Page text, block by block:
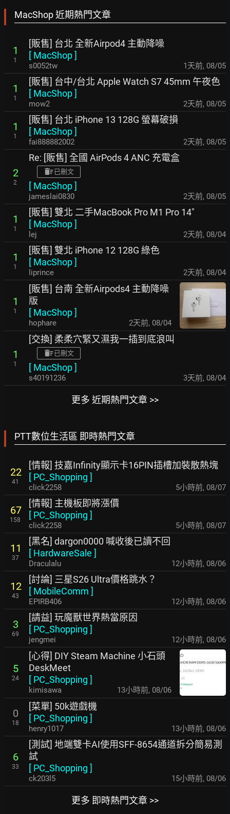
MacShop 近期熱門文章
1
1
[販售] 台北 全新Airpod4 主動降噪
[ MacShop]
s0052tw 1天前, 08/05
1
1
[販售] 台中/台北 Apple Watch S7 45mm 午夜色
[ MacShop]
mow2 2天前, 08/05
1
1
[販售] 台北 iPhone 13 128G 螢幕破損
[ MacShop]
fai888882002 2天前, 08/05
2
2
Re: [販售] 全國 AirPods 4 ANC 充電盒
已刪文
[ MacShop]
jameslai0830 2天前, 08/05
1
1
[販售] 雙北 二手MacBook Pro M1 Pro 14"
[ MacShop]
lej 2天前, 08/04
1
1
[販售] 雙北 iPhone 12 128G 綠色
[ MacShop]
liprince 2天前, 08/04
1
1
[販售] 台南 全新Airpods4 主動降噪
版
[ MacShop]
hophare 2天前, 08/04
1
1
[交換] 柔柔穴緊又濕我一插到底浪叫
已刪文
[ MacShop]
s40191236 3天前, 08/04
更多 近期熱門文章 >>
PTT數位生活區 即時熱門文章
22
41
[情報] 技嘉Infinity顯示卡16PIN插槽加裝散熱塊
[ PC_Shopping ]
click2258 5小時前, 08/07
67
158
[情報] 主機板即將漲價
[ PC_Shopping ]
click2258 5小時前, 08/07
11
37
[黑名] dargon0000 喊收後已讀不回
[ HardwareSale ]
Draculalu 12小時前, 08/06
12
43
[討論] 三星S26 Ultra價格跳水？
[ MobileComm ]
EPIRB406 12小時前, 08/06
3
69
[請益] 玩魔獸世界熱當原因
[ PC_Shopping ]
jengmei 12小時前, 08/06
5
24
[心得] DIY Steam Machine 小石頭
DeskMeet
[ PC_Shopping ]
kimisawa 13小時前, 08/06
0
18
[菜單] 50k遊戲機
[ PC_Shopping ]
henry1017 13小時前, 08/06
6
33
[測試] 地端雙卡AI使用SFF-8654通道拆分簡易測
試
[ PC_Shopping ]
ck203l5 15小時前, 08/06
更多 即時熱門文章 >>